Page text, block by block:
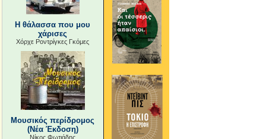
Η θάλασσα που μου
χάρισες
Χόρχε Ροντρίγκες Γκόμες
Μουσικός περίδρομος
(Νέα Έκδοση)
Νίκος Φωτιάδης